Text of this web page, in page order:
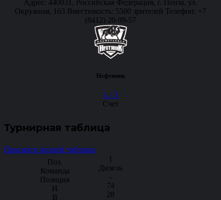
Адрес: 440031, Российская Федерация, г. Пенза, ул.
Окружная, 163 Вместимость: 5500 зрителей Телефон: +7
(8412) 20-99-57
Нефтяник
1 - 3
Счет
Турнирная таблица
Просмотр полной таблицы
1
Дизель
-
74
28